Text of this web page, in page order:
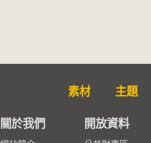
素材 主題
關於我們 開放資料